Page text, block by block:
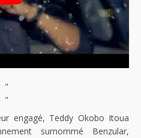
"
"
engagé, Teddy Okobo Itoua
surnommé Benzular,